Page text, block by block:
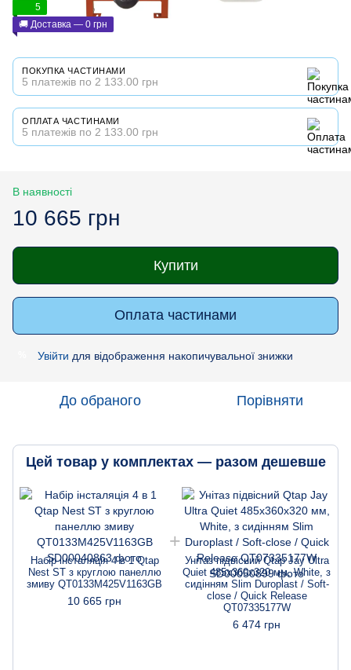
5
🚚 Доставка — 0 грн
ПОКУПКА ЧАСТИНАМИ
5 платежів по 2 133.00 грн
ОПЛАТА ЧАСТИНАМИ
5 платежів по 2 133.00 грн
В наявності
10 665 грн
Купити
Оплата частинами
Увійти для відображення накопичувальної знижки
До обраного Порівняти
Цей товар у комплектах — разом дешевше
Набір інсталяція 4 в 1 Qtap
Nest ST з круглою панеллю
змиву QT0133M425V1163GB
10 665 грн
Унітаз підвісний Qtap Jay Ultra
Quiet 485х360х320 мм, White, з
сидінням Slim Duroplast / Soft-
close / Quick Release
QT07335177W
6 474 грн